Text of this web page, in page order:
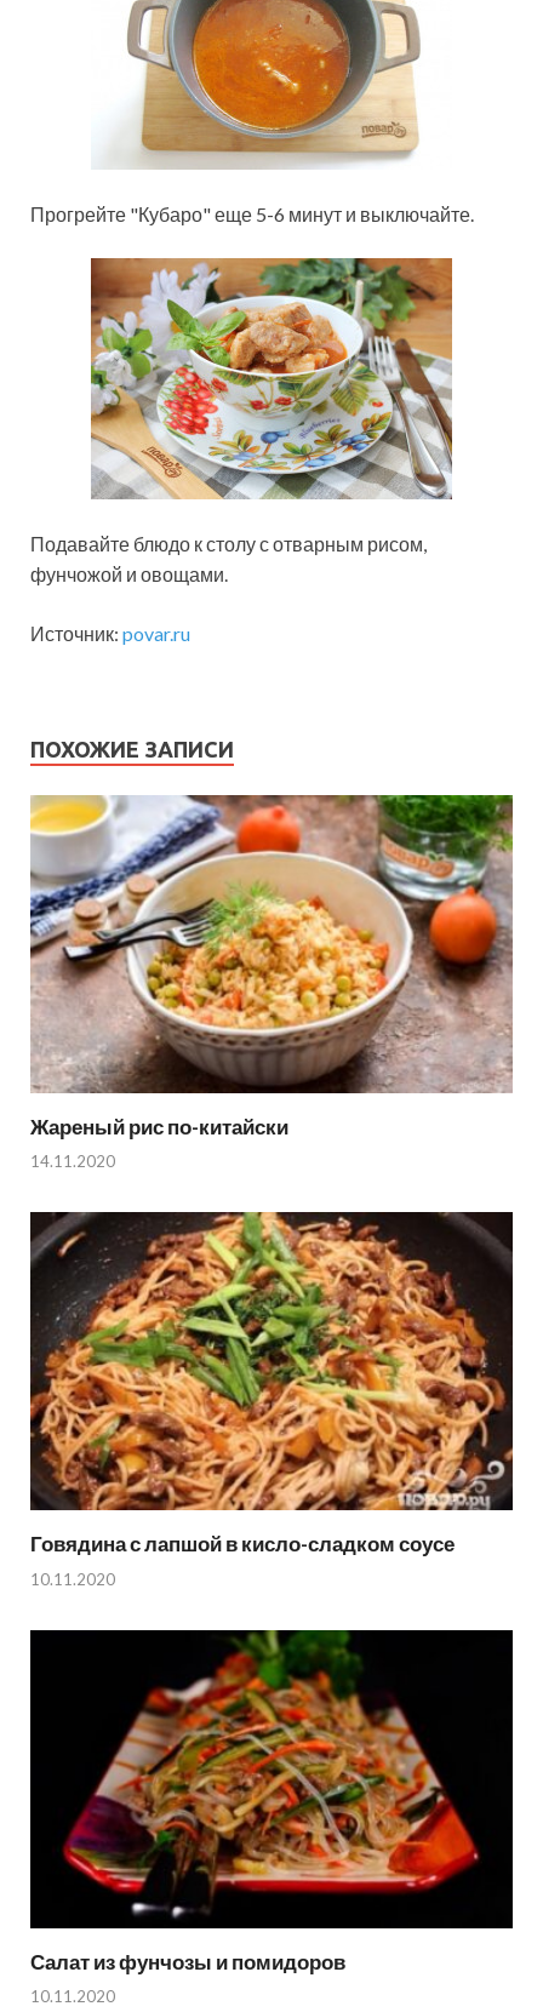
Прогрейте "Кубаро" еще 5-6 минут и выключайте.
Подавайте блюдо к столу с отварным рисом,
фунчожой и овощами.
Источник: povar.ru
ПОХОЖИЕ ЗАПИСИ
Жареный рис по-китайски
14.11.2020
Говядина с лапшой в кисло-сладком соусе
10.11.2020
Салат из фунчозы и помидоров
10.11.2020